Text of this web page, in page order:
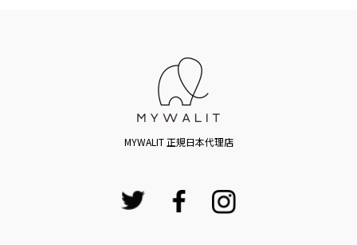
MYWALIT 正規日本代理店